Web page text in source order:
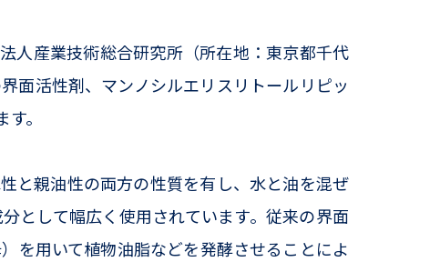
人産業技術総合研究所（所在地：東京都千代
面活性剤、マンノシルエリスリトールリピッ
。
と親油性の両方の性質を有し、水と油を混ぜ
として幅広く使用されています。従来の界面
を用いて植物油脂などを発酵させることによ